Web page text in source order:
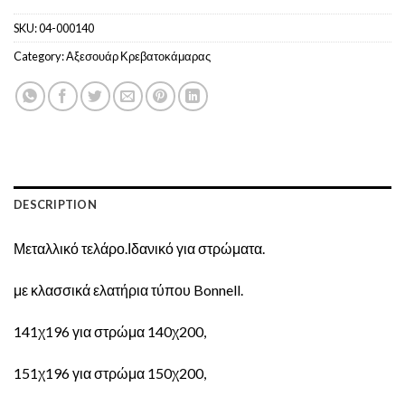
SKU:04-000140
Category:Αξεσουάρ Κρεβατοκάμαρας
DESCRIPTION
Μεταλλικό τελάρο.Ιδανικό για στρώματα.
με κλασσικά ελατήρια τύπου Bonnell.
141χ196 για στρώμα 140χ200,
151χ196 για στρώμα 150χ200,